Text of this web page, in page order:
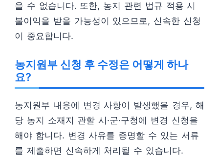
을 수 없습니다. 또한, 농지 관련 법규 적용 시
불이익을 받을 가능성이 있으므로, 신속한 신청
이 중요합니다.
농지원부 신청 후 수정은 어떻게 하나
요?
농지원부 내용에 변경 사항이 발생했을 경우, 해
당 농지 소재지 관할 시·군·구청에 변경 신청을
해야 합니다. 변경 사유를 증명할 수 있는 서류
를 제출하면 신속하게 처리될 수 있습니다.